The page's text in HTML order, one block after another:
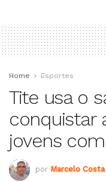
Home Esportes
Tite usa o
conquistar
jovens
por Marcelo